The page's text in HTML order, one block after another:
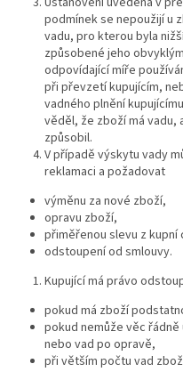
podmínek se nepoužijí u
vadu, pro kterou byla
způsobené jeho
odpovídající míře
při převzetí kupujícím,
vadného plnění
věděl, že zboží má vadu,
způsobil.
V případě výskytu vady
reklamaci a požadovat
výměnu za nové zboží,
opravu zboží,
přiměřenou slevu z kupní
odstoupení od smlouvy.
Kupující má právo
pokud má zboží
pokud nemůže věc
nebo vad po opravě,
při větším počtu vad